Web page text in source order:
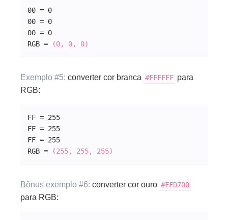
00 = 0
00 = 0
00 = 0
RGB =
(0, 0, 0)
Exemplo #5: converter cor branca #FFFFFF para
RGB:
FF = 255
FF = 255
FF = 255
RGB =
(255, 255, 255)
Bônus exemplo #6: converter cor ouro #FFD700
para RGB: